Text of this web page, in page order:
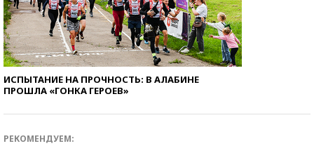
ИСПЫТАНИЕ НА ПРОЧНОСТЬ: В АЛАБИНЕ
ПРОШЛА «ГОНКА ГЕРОЕВ»
РЕКОМЕНДУЕМ: